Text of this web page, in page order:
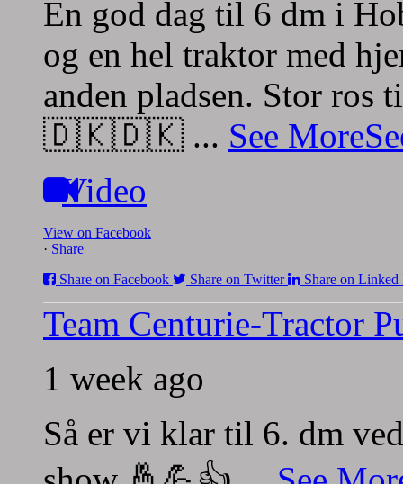
En god dag til 6 dm i
og en hel traktor med
anden pladsen. Stor ros
🇩🇰🇩🇰 ... See More
Video
View on Facebook
· Share
Share on Facebook
Share on Twitter Share on Linked
Team Centurie-Tractor
1 week ago
Så er vi klar til 6. dm